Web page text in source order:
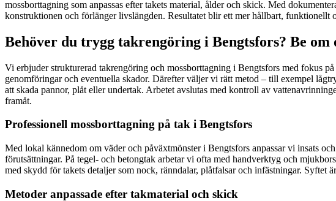
mossborttagning som anpassas efter takets material, ålder och skick. Med
konstruktionen och förlänger livslängden. Resultatet blir ett mer hållbart, funktionellt
Behöver du trygg takrengöring i Bengtsfors? Be
Vi erbjuder strukturerad takrengöring och mossborttagning i Bengtsfors med fokus
genomföringar och eventuella skador. Därefter väljer vi rätt metod – till exempel
att skada pannor, plåt eller undertak. Arbetet avslutas med kontroll av
framåt.
Professionell mossborttagning på tak i Bengtsfors
Med lokal kännedom om väder och påväxtmönster i Bengtsfors anpassar vi insats
förutsättningar. På tegel- och betongtak arbetar vi ofta med handverktyg och
med skydd för takets detaljer som nock, ränndalar, plåtfalsar och infästningar.
Metoder anpassade efter takmaterial och skick